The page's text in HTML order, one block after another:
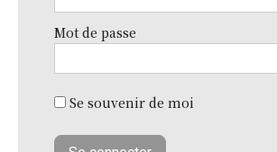
Mot de passe
Se souvenir de moi